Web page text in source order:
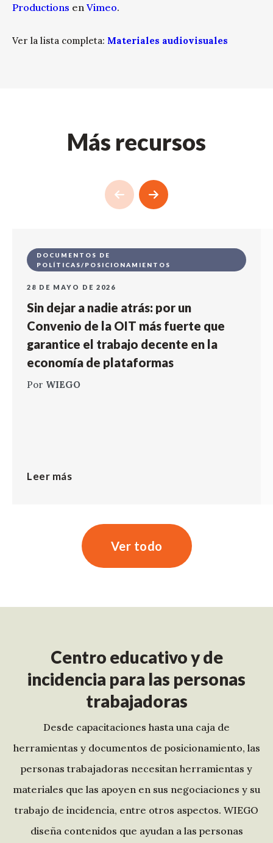
Productions en Vimeo.
Ver la lista completa: Materiales audiovisuales
Más recursos
DOCUMENTOS DE
POLÍTICAS/POSICIONAMIENTOS
28 DE MAYO DE 2026
Sin dejar a nadie atrás: por un
Convenio de la OIT más fuerte que
garantice el trabajo decente en la
economía de plataformas
Por WIEGO
Leer más
Ver todo
Centro educativo y de
incidencia para las personas
trabajadoras
Desde capacitaciones hasta una caja de
herramientas y documentos de posicionamiento, las
personas trabajadoras necesitan herramientas y
materiales que las apoyen en sus negociaciones y su
trabajo de incidencia, entre otros aspectos. WIEGO
diseña contenidos que ayudan a las personas